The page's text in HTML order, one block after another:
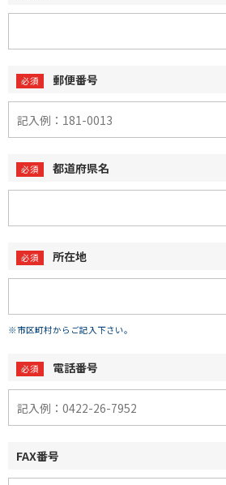
郵便番号
都道府県名
所在地
※市区町村からご記入下さい。
電話番号
FAX番号